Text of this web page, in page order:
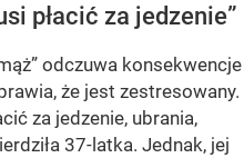
płacić za jedzenie”
odczuwa konsekwencje
że jest zestresowany.
za jedzenie, ubrania,
37-latka. Jednak, jej